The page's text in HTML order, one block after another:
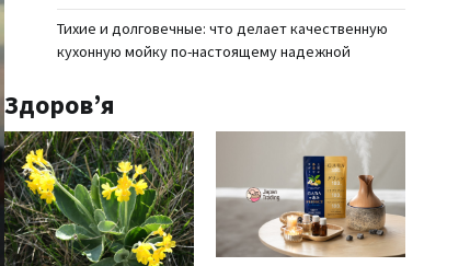
Тихие и долговечные: что делает качественную
кухонную мойку по-настоящему надежной
Здоров’я